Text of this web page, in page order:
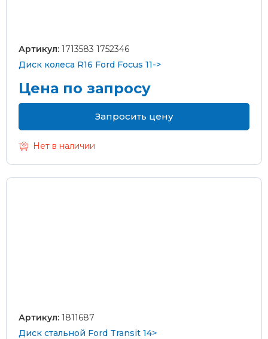
Артикул: 1713583 1752346
Диск колеса R16 Ford Focus 11->
Цена по запросу
Запросить цену
Нет в наличии
Артикул: 1811687
Диск стальной Ford Transit 14>